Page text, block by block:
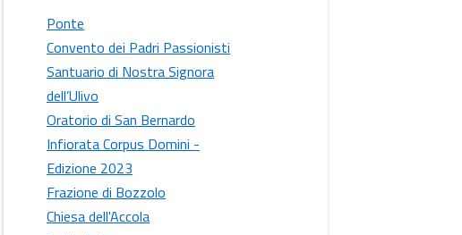
Ponte
Convento dei Padri Passionisti
Santuario di Nostra Signora
dell’Ulivo
Oratorio di San Bernardo
Infiorata Corpus Domini -
Edizione 2023
Frazione di Bozzolo
Chiesa dell'Accola